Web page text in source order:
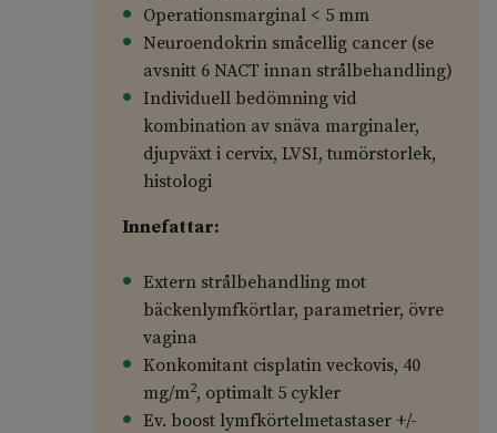
Operationsmarginal < 5 mm
Neuroendokrin småcellig cancer (se
avsnitt 6 NACT innan strålbehandling)
Individuell bedömning vid
kombination av snäva marginaler,
djupväxt i cervix, LVSI, tumörstorlek,
histologi
Innefattar:
Extern strålbehandling mot
bäckenlymfkörtlar, parametrier, övre
vagina
Konkomitant cisplatin veckovis, 40
mg/m2, optimalt 5 cykler
Ev. boost lymfkörtelmetastaser +/-